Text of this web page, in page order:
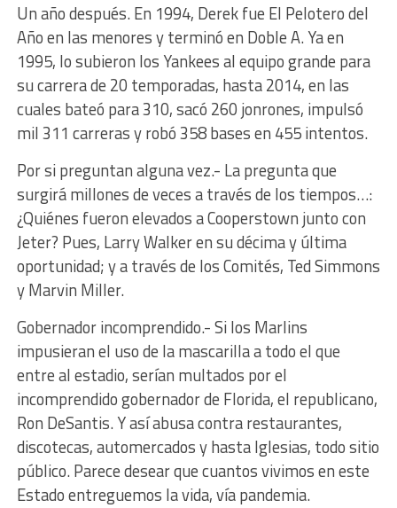
Un año después. En 1994, Derek fue El Pelotero del
Año en las menores y terminó en Doble A. Ya en
1995, lo subieron los Yankees al equipo grande para
su carrera de 20 temporadas, hasta 2014, en las
cuales bateó para 310, sacó 260 jonrones, impulsó
mil 311 carreras y robó 358 bases en 455 intentos.
Por si preguntan alguna vez.- La pregunta que
surgirá millones de veces a través de los tiempos…:
¿Quiénes fueron elevados a Cooperstown junto con
Jeter? Pues, Larry Walker en su décima y última
oportunidad; y a través de los Comités, Ted Simmons
y Marvin Miller.
Gobernador incomprendido.- Si los Marlins
impusieran el uso de la mascarilla a todo el que
entre al estadio, serían multados por el
incomprendido gobernador de Florida, el republicano,
Ron DeSantis. Y así abusa contra restaurantes,
discotecas, automercados y hasta Iglesias, todo sitio
público. Parece desear que cuantos vivimos en este
Estado entreguemos la vida, vía pandemia.